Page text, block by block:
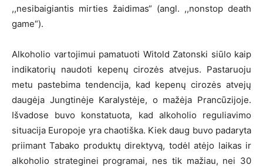
,,nesibaigiantis mirties žaidimas“ (angl. ,,nonstop death
game“).
Alkoholio vartojimui pamatuoti Witold Zatonski siūlo kaip
indikatorių naudoti kepenų cirozės atvejus. Pastaruoju
metu pastebima tendencija, kad kepenų cirozės atvejų
daugėja Jungtinėje Karalystėje, o mažėja Prancūzijoje.
Išvadose buvo konstatuota, kad alkoholio reguliavimo
situacija Europoje yra chaotiška. Kiek daug buvo padaryta
priimant Tabako produktų direktyvą, todėl atėjo laikas ir
alkoholio strateginei programai, nes tik mažiau, nei 30